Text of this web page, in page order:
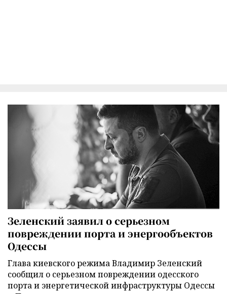
Зеленский заявил о серьезном
повреждении порта и энергообъектов
Одессы
Глава киевского режима Владимир Зеленский
сообщил о серьезном повреждении одесского
порта и энергетической инфраструктуры Одессы